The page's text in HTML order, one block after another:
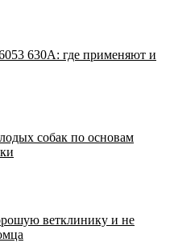
630А: где применяют и
собак по основам
ветклинику и не